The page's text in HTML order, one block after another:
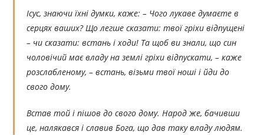
Ісус, знаючи їхні думки, каже: – Чого лукаве думаєте в
серцях ваших? Що легше сказати: твої гріхи відпущені
– чи сказати: встань і ходи! Та щоб ви знали, що син
чоловічий має владу на землі гріхи відпускати, – каже
розслабленому, – встань, візьми твої ноші і йди до
свого дому.
Встав той і пішов до свого дому. Народ же, бачивши
це, налякався і славив Бога, що дав таку владу людям.